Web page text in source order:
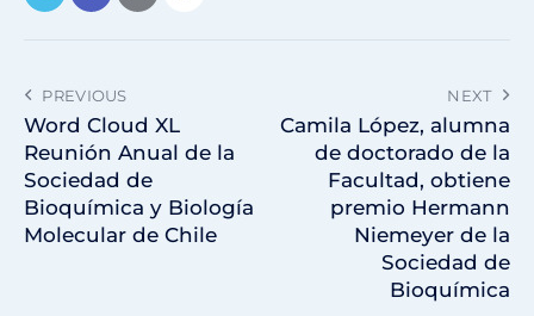
PREVIOUS
Word Cloud XL
Reunión Anual de la
Sociedad de
Bioquímica y Biología
Molecular de Chile
NEXT
Camila López, alumna
de doctorado de la
Facultad, obtiene
premio Hermann
Niemeyer de la
Sociedad de
Bioquímica